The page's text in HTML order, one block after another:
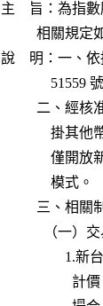
主    旨：為指
說    明：一、
三